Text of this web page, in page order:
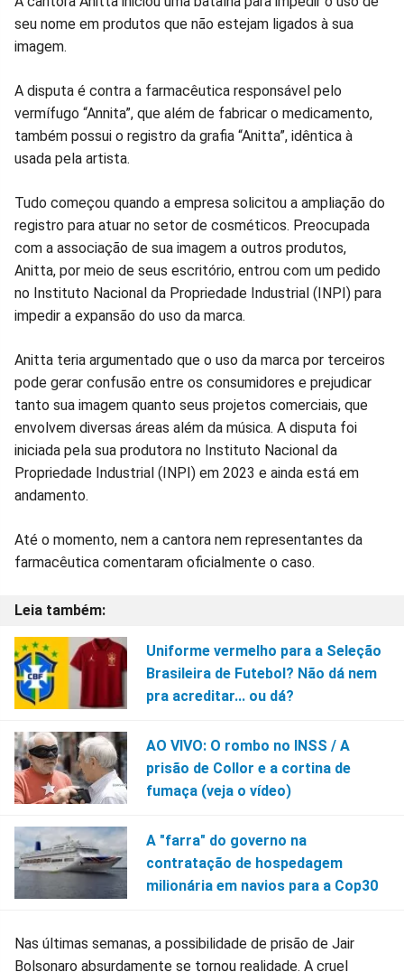
no
FacebookWhatsappTwitterMessengerTelegramGettr
seu nome em produtos que não estejam ligados à sua
imagem.
A disputa é contra a farmacêutica responsável pelo
vermífugo “Annita”, que além de fabricar o medicamento,
também possui o registro da grafia “Anitta”, idêntica à
usada pela artista.
Tudo começou quando a empresa solicitou a ampliação do
registro para atuar no setor de cosméticos. Preocupada
com a associação de sua imagem a outros produtos,
Anitta, por meio de seus escritório, entrou com um pedido
no Instituto Nacional da Propriedade Industrial (INPI) para
impedir a expansão do uso da marca.
Anitta teria argumentado que o uso da marca por terceiros
pode gerar confusão entre os consumidores e prejudicar
tanto sua imagem quanto seus projetos comerciais, que
envolvem diversas áreas além da música. A disputa foi
iniciada pela sua produtora no Instituto Nacional da
Propriedade Industrial (INPI) em 2023 e ainda está em
andamento.
Até o momento, nem a cantora nem representantes da
farmacêutica comentaram oficialmente o caso.
Uniforme vermelho para a Seleção
Brasileira de Futebol? Não dá nem
pra acreditar... ou dá?
AO VIVO: O rombo no INSS / A
prisão de Collor e a cortina de
fumaça (veja o vídeo)
A "farra" do governo na
contratação de hospedagem
milionária em navios para a Cop30
Nas últimas semanas, a possibilidade de prisão de Jair
Bolsonaro absurdamente se tornou realidade. A cruel